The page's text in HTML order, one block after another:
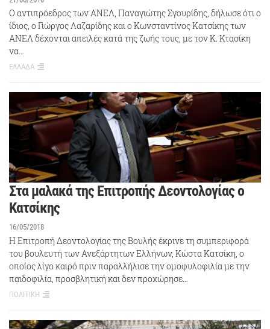
Ο αντιπρόεδρος των ΑΝΕΛ, Παναγιώτης Σγουρίδης, δήλωσε ότι ο
ίδιος, ο Γιώργος Λαζαρίδης και ο Κωνσταντίνος Κατσίκης των
ΑΝΕΛ δέχονται απειλές κατά της ζωής τους, με τον Κ. Κτασίκη
να…
ΕΛΛΑΔΑ
Στα μαλακά της Επιτροπής Δεοντολογίας ο
Κατσίκης
16/05/2018
Η Επιτροπή Δεοντολογίας της Βουλής έκρινε τη συμπεριφορά
του βουλευτή των Ανεξάρτητων Ελλήνων, Κώστα Κατσίκη, ο
οποίος λίγο καιρό πριν παραλλήλισε την ομοφυλοφιλία με την
παιδοφιλία, προσβλητική και δεν προχώρησε…
ΠΟΛΙΤΙΚΗ